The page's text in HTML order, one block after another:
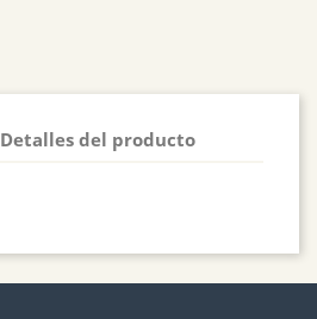
Detalles del producto